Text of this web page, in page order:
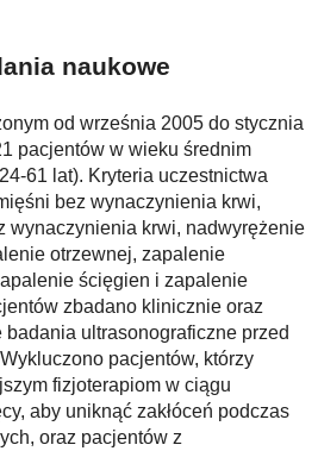
z prawem
naukowe
od września 2005 do stycznia
pacjentów w wieku średnim
61 lat). Kryteria uczestnictwa
bez wynaczynienia krwi,
wynaczynienia krwi, nadwyrężenie
otrzewnej, zapalenie
ścięgien i zapalenie
zbadano klinicznie oraz
ultrasonograficzne przed
pacjentów, którzy
fizjoterapiom w ciągu
aby uniknąć zakłóceń podczas
oraz pacjentów z